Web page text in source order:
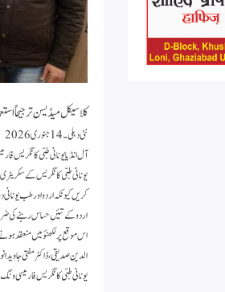
کلاسیکل میڈیسن ترجیحاً
نئی دہلی۔ 14 جنوری 2026
آل انڈیا یونانی طبّی کانگریس
یونانی طبّی کانگریس کے سکریٹری
کریں کیونکہ اردو اور طب
اردو کے تئیں حساس رہنے کی
الدین صدیقی، ڈاکٹر مفتی جاوید
یونانی طبّی کانگریس فارمیسی